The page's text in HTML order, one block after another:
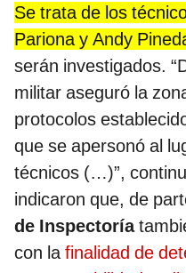
Se trata de los
Pariona y Andy
serán investigados.
militar aseguró la
protocolos
que se apersonó al
técnicos (…)”,
indicaron que, de
de Inspectoría
con la finalidad de